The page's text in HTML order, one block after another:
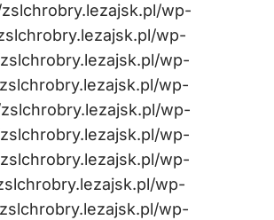
wp-
wp-
wp-
wp-
wp-
wp-
wp-
wp-
wp-